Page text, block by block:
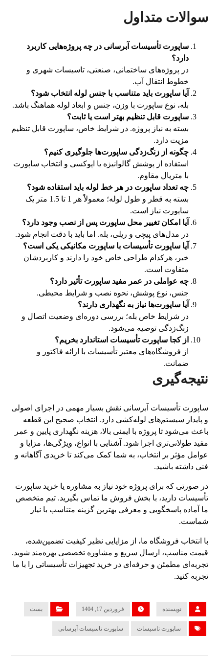
سوالات متداول
ساپورت تأسیسات آبرسانی در چه پروژه‌هایی کاربرد
دارد؟
در پروژه‌های ساختمانی، صنعتی، تاسیسات شهری و
خطوط انتقال آب.
آیا ساپورت باید متناسب با جنس لوله انتخاب شود؟
بله، نوع ساپورت با وزن، جنس و ابعاد لوله هماهنگ باشد.
ساپورت قابل تنظیم بهتر است یا ثابت؟
بسته به نیاز پروژه. در شرایط خاص، ساپورت قابل تنظیم
مزیت دارد.
چگونه از زنگ‌زدگی ساپورت‌ها جلوگیری کنیم؟
استفاده از پوشش گالوانیزه یا اپوکسی و انتخاب ساپورت
با متریال مقاوم.
چه تعداد ساپورت در هر خط لوله باید استفاده شود؟
بسته به قطر و طول لوله؛ معمولاً هر 1 تا 1.5 متر یک
ساپورت نیاز است.
آیا امکان تغییر محل ساپورت پس از نصب وجود دارد؟
در مدل‌های پیچی و ریلی، بله. اما باید با دقت انجام شود.
آیا ساپورت تأسیسات با ساپورت مکانیکی یکی است؟
خیر، هرکدام طراحی خاص خود را دارند و کاربردشان
متفاوت است.
چه عواملی در عمر مفید ساپورت تأثیر دارد؟
جنس، نوع پوشش، نحوه نصب و شرایط محیطی.
آیا ساپورت‌ها نیاز به نگهداری دارند؟
در شرایط خاص بله؛ بررسی دوره‌ای وضعیت اتصال و
زنگ‌زدگی توصیه می‌شود.
از کجا ساپورت تأسیسات استاندارد بخریم؟
از فروشگاه‌های معتبر تأسیسات با ارائه فاکتور و
ضمانت.
نتیجه‌گیری
ساپورت تأسیسات آبرسانی نقش بسیار مهمی در اجرای اصولی
و پایدار سیستم‌های لوله‌کشی دارد. انتخاب صحیح این قطعه
باعث می‌شود تا پروژه با ایمنی بالا، هزینه نگهداری پایین و عمر
مفید طولانی‌تری اجرا شود. آشنایی با انواع، ویژگی‌ها، مزایا و
عوامل مؤثر بر انتخاب، به شما کمک می‌کند تا خریدی آگاهانه و
فنی داشته باشید.
در صورتی که برای پروژه خود نیاز به مشاوره یا خرید ساپورت
تأسیسات دارید، با بخش فروش ما تماس بگیرید. تیم متخصص
ما آماده پاسخگویی و معرفی بهترین گزینه متناسب با نیاز
شماست.
با انتخاب فروشگاه ما، از مزایایی نظیر کیفیت تضمین‌شده،
قیمت مناسب، ارسال سریع و مشاوره تخصصی بهره‌مند شوید.
تجربه‌ای مطمئن و حرفه‌ای در خرید تجهیزات تأسیساتی را با ما
تجربه کنید.
نویسنده فروردین 17, 1404 بست
ساپورت تاسیسات ساپورت تاسیسات آبرسانی